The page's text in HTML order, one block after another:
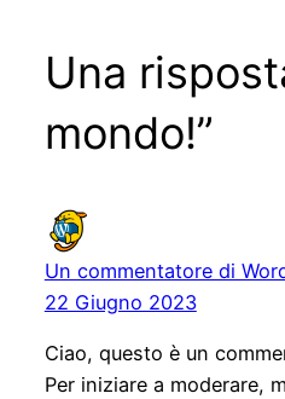
Una
mondo!”
Un commentatore di
22 Giugno 2023
Ciao, questo è un
Per iniziare a moderare,